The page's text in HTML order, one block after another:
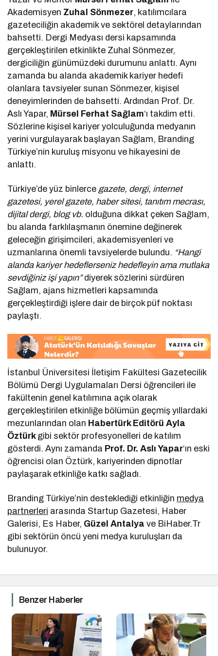
Akademisyen Zuhal Sönmezer, katılımcılara
gazeteciliğin akademik ve sektörel detaylarından
bahsetti. Dergi Medyası dersi kapsamında
gerçekleştirilen etkinlikte Zuhal Sönmezer,
dergiciliğin günümüzdeki durumunu anlattı. Aynı
zamanda bu alanda akademik kariyer hedefi
olanlara tavsiyeler sunan Sönmezer, kişisel
deneyimlerinden de bahsetti. Ardından Prof. Dr.
Aslı Yapar, Mürsel Ferhat Sağlam‘ı takdim etti.
Sözlerine kişisel kariyer yolculuğunda medyanın
yerini vurgulayarak başlayan Sağlam, Branding
Türkiye’nin kuruluş misyonu ve hikayesini de
anlattı.
Türkiye’de yüz binlerce gazete, dergi, internet
gazetesi, yerel gazete, haber sitesi, tanıtım mecrası,
dijital dergi, blog vb. olduğuna dikkat çeken Sağlam,
bu alanda farklılaşmanın önemine değinerek
geleceğin girişimcileri, akademisyenleri ve
uzmanlarına önemli tavsiyelerde bulundu. “Hangi
alanda kariyer hedeflerseniz hedefleyin ama mutlaka
sevdiğiniz işi yapın”diyerek sözlerini sürdüren
Sağlam, ajans hizmetleri kapsamında
gerçekleştirdiği işlere dair de birçok püf noktası
paylaştı.
İstanbul Üniversitesi İletişim Fakültesi Gazetecilik
Bölümü Dergi Uygulamaları Dersi öğrencileri ile
fakültenin genel katılımına açık olarak
gerçekleştirilen etkinliğe bölümün geçmiş yıllardaki
mezunlarından olan Habertürk Editörü Ayla
Öztürk gibi sektör profesyonelleri de katılım
gösterdi. Aynı zamanda Prof. Dr. Aslı Yapar‘ın eski
öğrencisi olan Öztürk, kariyerinden dipnotlar
paylaşarak etkinliğe katkı sağladı.
Branding Türkiye’nin desteklediği etkinliğin medya
partnerleri arasında Startup Gazetesi, Haber
Galerisi, Es Haber, Güzel Antalya ve BiHaber.Tr
gibi sektörün öncü yeni medya kuruluşları da
bulunuyor.
Benzer Haberler